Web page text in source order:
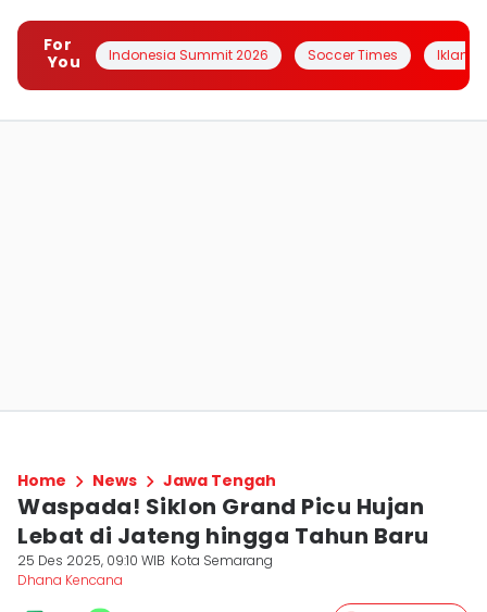
For
You
Indonesia Summit 2026 Soccer Times Iklanin
Home News Jawa Tengah
Waspada! Siklon Grand Picu Hujan
Lebat di Jateng hingga Tahun Baru
25 Des 2025, 09:10 WIB Kota Semarang
Dhana Kencana